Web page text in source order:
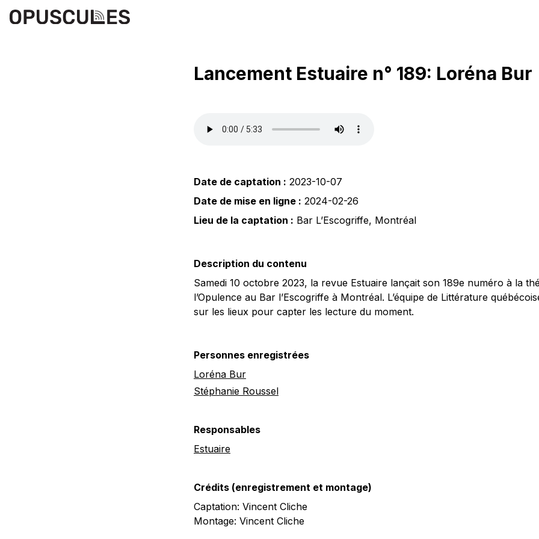
Lancement Estuaire n° 189: Loréna Bur
Date de captation : 2023-10-07
Date de mise en ligne : 2024-02-26
Lieu de la captation : Bar L’Escogriffe, Montréal
Description du contenu
Samedi 10 octobre 2023, la revue Estuaire lançait son 189e numéro à la
l’Opulence au Bar l’Escogriffe à Montréal. L’équipe de Littérature
sur les lieux pour capter les lecture du moment.
Personnes enregistrées
Loréna Bur
Stéphanie Roussel
Responsables
Estuaire
Crédits (enregistrement et montage)
Captation: Vincent Cliche
Montage: Vincent Cliche